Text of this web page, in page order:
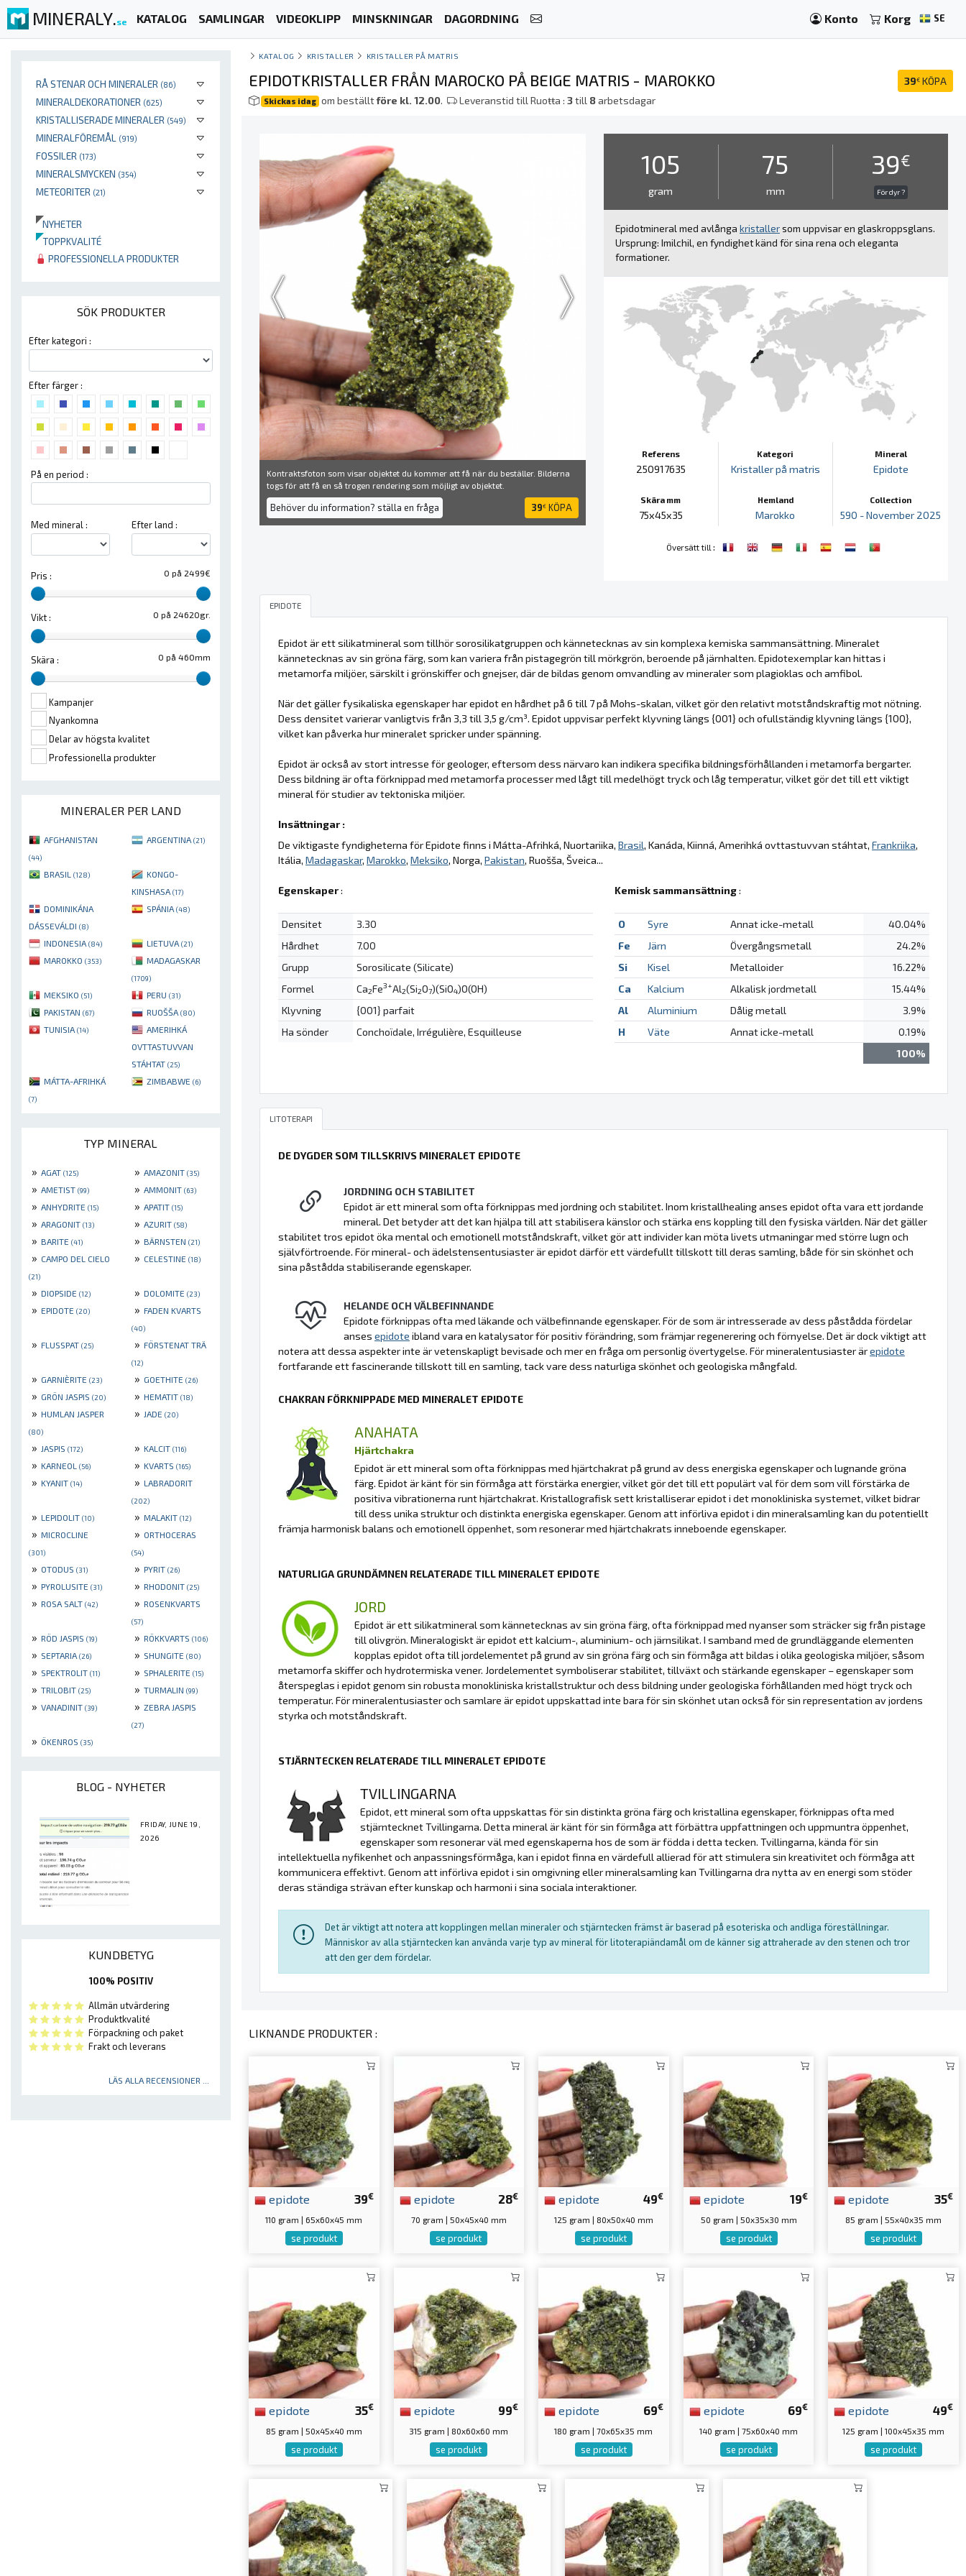
MINERALY.se KATALOG SAMLINGAR VIDEOKLIPP MINSKNINGAR DAGORDNING Konto Korg SE
RÅ STENAR OCH MINERALER (86)
MINERALDEKORATIONER (625)
KRISTALLISERADE MINERALER (549)
MINERALFÖREMÅL (919)
FOSSILER (173)
MINERALSMYCKEN (354)
METEORITER (21)
NYHETER
TOPPKVALITÉ
PROFESSIONELLA PRODUKTER
SÖK PRODUKTER
Efter kategori :
Efter färger :
På en period :
Med mineral : Efter land :
0 på 2499€
Pris :
0 på 24620gr.
Vikt :
0 på 460mm
Skära :
Kampanjer
Nyankomna
Delar av högsta kvalitet
Professionella produkter
MINERALER PER LAND
AFGHANISTAN
(44)
ARGENTINA (21)
BRASIL (128)
KONGO-
KINSHASA (17)
DOMINIKÁNA
DÁSSEVÁLDI (8)
SPÁNIA (48)
INDONESIA (84) LIETUVA (21)
MAROKKO (353) MADAGASKAR
(1709)
MEKSIKO (51) PERU (31)
PAKISTAN (67) RUOŠŠA (80)
TUNISIA (14)
AMERIHKÁ
OVTTASTUVVAN
STÁHTAT (25)
MÁTTA-AFRIHKÁ
(7)
ZIMBABWE (6)
TYP MINERAL
» AGAT (125) » AMAZONIT (35)
» AMETIST (99) » AMMONIT (63)
» ANHYDRITE (15) » APATIT (15)
» ARAGONIT (13) » AZURIT (58)
» BARITE (41) » BÄRNSTEN (21)
» CAMPO DEL CIELO
(21)
» CELESTINE (18)
» DIOPSIDE (12) » DOLOMITE (23)
» EPIDOTE (20) » FADEN KVARTS
(40)
» FLUSSPAT (25) » FÖRSTENAT TRÄ
(12)
» GARNIÈRITE (23) » GOETHITE (26)
» GRÖN JASPIS (20) » HEMATIT (18)
» HUMLAN JASPER
(80)
» JADE (20)
» JASPIS (172) » KALCIT (116)
» KARNEOL (56) » KVARTS (165)
» KYANIT (14) » LABRADORIT
(202)
» LEPIDOLIT (10) » MALAKIT (12)
» MICROCLINE
(301)
» ORTHOCERAS
(54)
» OTODUS (31) » PYRIT (26)
» PYROLUSITE (31) » RHODONIT (25)
» ROSA SALT (42) » ROSENKVARTS
(57)
» RÖD JASPIS (19) » RÖKKVARTS (106)
» SEPTARIA (26) » SHUNGITE (80)
» SPEKTROLIT (11) » SPHALERITE (15)
» TRILOBIT (25) » TURMALIN (99)
» VANADINIT (39) » ZEBRA JASPIS
(27)
» ÖKENROS (35)
BLOG - NYHETER
FRIDAY, JUNE 19,
2026
KUNDBETYG
100% POSITIV
Allmän utvärdering
Produktkvalité
Förpackning och paket
Frakt och leverans
LÄS ALLA RECENSIONER ...
KATALOG KRISTALLER KRISTALLER PÅ MATRIS
39€ KÖPA
EPIDOTKRISTALLER FRÅN MAROCKO PÅ BEIGE MATRIS - MAROKKO
Skickas idag om beställtföre kl. 12.00. Leveranstid till Ruoŧŧa :3till 8arbetsdagar
Kontraktsfoton som visar objektet du kommer att få när du beställer. Bilderna
togs för att få en så trogen rendering som möjligt av objektet.
Behöver du information? ställa en fråga 39€ KÖPA
105
gram
75
mm
39€
För dyr ?
Epidotmineral med avlånga kristallersom uppvisar en glaskroppsglans.
Ursprung: Imilchil, en fyndighet känd för sina rena och eleganta
formationer.
Referens
250917635
Skära mm
75x45x35
Kategori
Kristaller på matris
Hemland
Marokko
Mineral
Epidote
Collection
590 - November 2025
Översätt till :
EPIDOTE
Epidot är ett silikatmineral som tillhör sorosilikatgruppen och kännetecknas av sin komplexa kemiska sammansättning. Mineralet
kännetecknas av sin gröna färg, som kan variera från pistagegrön till mörkgrön, beroende på järnhalten. Epidotexemplar kan hittas i
metamorfa miljöer, särskilt i grönskiffer och gnejser, där de bildas genom omvandling av mineraler som plagioklas och amfibol.
När det gäller fysikaliska egenskaper har epidot en hårdhet på 6 till 7 på Mohs-skalan, vilket gör den relativt motståndskraftig mot nötning.
Dess densitet varierar vanligtvis från 3,3 till 3,5 g/cm³. Epidot uppvisar perfekt klyvning längs {001} och ofullständig klyvning längs {100},
vilket kan påverka hur mineralet spricker under spänning.
Epidot är också av stort intresse för geologer, eftersom dess närvaro kan indikera specifika bildningsförhållanden i metamorfa bergarter.
Dess bildning är ofta förknippad med metamorfa processer med lågt till medelhögt tryck och låg temperatur, vilket gör det till ett viktigt
mineral för studier av tektoniska miljöer.
Insättningar :
De viktigaste fyndigheterna för Epidote finns i Mátta-Afrihká, Nuortariika, Brasil, Kanáda, Kiinná, Amerihká ovttastuvvan stáhtat, Frankriika,
Itália, Madagaskar, Marokko, Meksiko, Norga, Pakistan, Ruošša, Šveica...
Egenskaper:
Densitet
3.30
Hårdhet
7.00
Grupp
Sorosilicate (Silicate)
Formel
Ca2Fe3+Al2(Si2O7)(SiO4)O(OH)
Klyvning
{001} parfait
Ha sönder
Conchoïdale, Irrégulière, Esquilleuse
Kemisk sammansättning:
O Syre Annat icke-metall
40.04%
Fe
Järn Övergångsmetall
24.2%
Si
Kisel Metalloider
16.22%
Ca
Kalcium Alkalisk jordmetall
15.44%
Al
Aluminium Dålig metall
3.9%
H
Väte Annat icke-metall
0.19%
100%
LITOTERAPI
DE DYGDER SOM TILLSKRIVS MINERALET EPIDOTE
JORDNING OCH STABILITET
Epidot är ett mineral som ofta förknippas med jordning och stabilitet. Inom kristallhealing anses epidot ofta vara ett jordande
mineral. Det betyder att det kan hjälpa till att stabilisera känslor och stärka ens koppling till den fysiska världen. När det gäller
stabilitet tros epidot öka mental och emotionell motståndskraft, vilket gör att individer kan möta livets utmaningar med större lugn och
självförtroende. För mineral- och ädelstensentusiaster är epidot därför ett värdefullt tillskott till deras samling, både för sin skönhet och
sina påstådda stabiliserande egenskaper.
HELANDE OCH VÄLBEFINNANDE
Epidote förknippas ofta med läkande och välbefinnande egenskaper. För de som är intresserade av dess påstådda fördelar
anses epidote ibland vara en katalysator för positiv förändring, som främjar regenerering och förnyelse. Det är dock viktigt att
notera att dessa aspekter inte är vetenskapligt bevisade och mer en fråga om personlig övertygelse. För mineralentusiaster ärepidote
fortfarande ett fascinerande tillskott till en samling, tack vare dess naturliga skönhet och geologiska mångfald.
CHAKRAN FÖRKNIPPADE MED MINERALET EPIDOTE
ANAHATA
Hjärtchakra
Epidot är ett mineral som ofta förknippas med hjärtchakrat på grund av dess energiska egenskaper och lugnande gröna
färg. Epidot är känt för sin förmåga att förstärka energier, vilket gör det till ett populärt val för dem som vill förstärka de
positiva vibrationerna runt hjärtchakrat. Kristallografisk sett kristalliserar epidot i det monokliniska systemet, vilket bidrar
till dess unika struktur och distinkta energiska egenskaper. Genom att införliva epidot i din mineralsamling kan du potentiellt
främja harmonisk balans och emotionell öppenhet, som resonerar med hjärtchakrats inneboende egenskaper.
NATURLIGA GRUNDÄMNEN RELATERADE TILL MINERALET EPIDOTE
JORD
Epidot är ett silikatmineral som kännetecknas av sin gröna färg, ofta förknippad med nyanser som sträcker sig från pistage
till olivgrön. Mineralogiskt är epidot ett kalcium-, aluminium- och järnsilikat. I samband med de grundläggande elementen
kopplas epidot ofta till jordelementet på grund av sin gröna färg och sin förmåga att bildas i olika geologiska miljöer, såsom
metamorfa skiffer och hydrotermiska vener. Jordelementet symboliserar stabilitet, tillväxt och stärkande egenskaper – egenskaper som
återspeglas i epidot genom sin robusta monokliniska kristallstruktur och dess bildning under geologiska förhållanden med högt tryck och
temperatur. För mineralentusiaster och samlare är epidot uppskattad inte bara för sin skönhet utan också för sin representation av jordens
styrka och motståndskraft.
STJÄRNTECKEN RELATERADE TILL MINERALET EPIDOTE
TVILLINGARNA
Epidot, ett mineral som ofta uppskattas för sin distinkta gröna färg och kristallina egenskaper, förknippas ofta med
stjärntecknet Tvillingarna. Detta mineral är känt för sin förmåga att förbättra uppfattningen och uppmuntra öppenhet,
egenskaper som resonerar väl med egenskaperna hos de som är födda i detta tecken. Tvillingarna, kända för sin
intellektuella nyfikenhet och anpassningsförmåga, kan i epidot finna en värdefull allierad för att stimulera sin kreativitet och förmåga att
kommunicera effektivt. Genom att införliva epidot i sin omgivning eller mineralsamling kan Tvillingarna dra nytta av en energi som stöder
deras ständiga strävan efter kunskap och harmoni i sina sociala interaktioner.
Det är viktigt att notera att kopplingen mellan mineraler och stjärntecken främst är baserad på esoteriska och andliga föreställningar.
Människor av alla stjärntecken kan använda varje typ av mineral för litoterapiändamål om de känner sig attraherade av den stenen och tror
att den ger dem fördelar.
LIKNANDE PRODUKTER :
39€
epidote
110 gram | 65x60x45 mm
se produkt
28€
epidote
70 gram | 50x45x40 mm
se produkt
49€
epidote
125 gram | 80x50x40 mm
se produkt
19€
epidote
50 gram | 50x35x30 mm
se produkt
35€
epidote
85 gram | 55x40x35 mm
se produkt
35€
epidote
85 gram | 50x45x40 mm
se produkt
99€
epidote
315 gram | 80x60x60 mm
se produkt
69€
epidote
180 gram | 70x65x35 mm
se produkt
69€
epidote
140 gram | 75x60x40 mm
se produkt
49€
epidote
125 gram | 100x45x35 mm
se produkt